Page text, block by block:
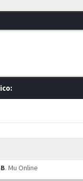
. Mu Online